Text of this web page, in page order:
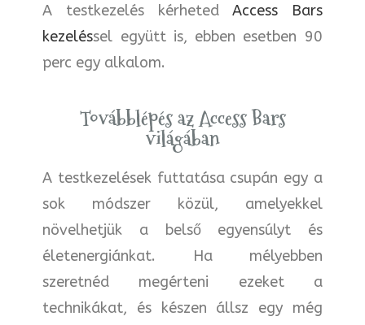
A testkezelés kérhetedAccess Bars
kezeléssel együtt is, ebben esetben 90
perc egy alkalom.
Továbblépés az Access Bars
világában
A testkezelések futtatása csupán egy a
sok módszer közül, amelyekkel
növelhetjük a belső egyensúlyt és
életenergiánkat. Ha mélyebben
szeretnéd megérteni ezeket a
technikákat, és készen állsz egy még